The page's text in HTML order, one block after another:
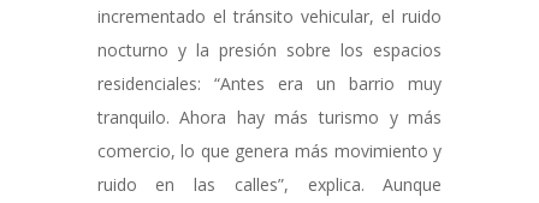
incrementado el tránsito vehicular, el ruido
nocturno y la presión sobre los espacios
residenciales: “Antes era un barrio muy
tranquilo. Ahora hay más turismo y más
comercio, lo que genera más movimiento y
ruido en las calles”, explica. Aunque